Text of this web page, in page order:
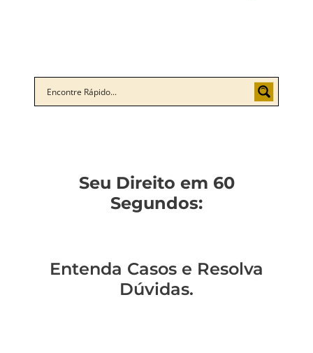
Seu Direito em 60
Segundos:
Entenda Casos e Resolva
Dúvidas.